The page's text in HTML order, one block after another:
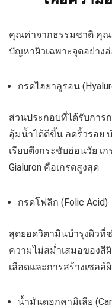
คุณค่าจากธรรมชาติ คุณ
ปัญหาผิวเฉพาะจุดอย่าง
กรดไฮยาลูรอน
ส่วนประกอบที่ได้รับการ
อุ้มน้ำได้ดีขึ้น ลดริ้วรอย
เรียบตึงกระชับอ่อนวัย เ
Gialuron คือเกรดสูงสุด
กรดโฟลิก (Folic Acid)
สุดยอดวิตามินบำรุงผิวที่
ความไม่สม่ำเสมอของสี
เลือดและการสร้างเซลล์
น้ำมันดอกคามิเลีย